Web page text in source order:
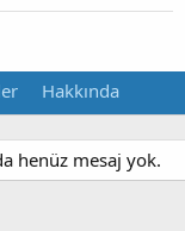
Hakkında
henüz mesaj yok.